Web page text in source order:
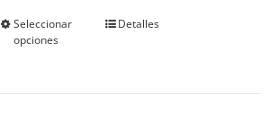
Seleccionar
opciones
EsteDetalles